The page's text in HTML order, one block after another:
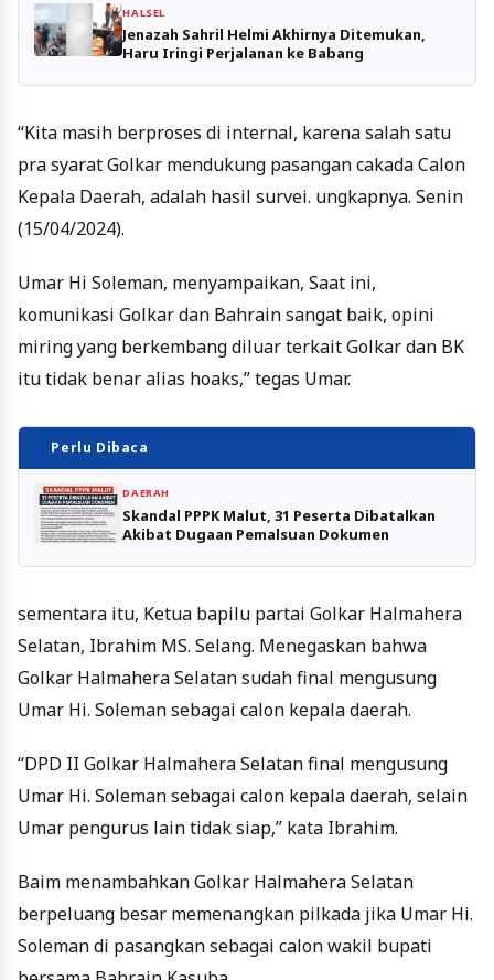
HALSEL
Jenazah Sahril Helmi Akhirnya Ditemukan,
Haru Iringi Perjalanan ke Babang
“Kita masih berproses di internal, karena salah satu
pra syarat Golkar mendukung pasangan cakada Calon
Kepala Daerah, adalah hasil survei. ungkapnya. Senin
(15/04/2024).
Umar Hi Soleman, menyampaikan, Saat ini,
komunikasi Golkar dan Bahrain sangat baik, opini
miring yang berkembang diluar terkait Golkar dan BK
itu tidak benar alias hoaks,” tegas Umar.
Perlu Dibaca
DAERAH
Skandal PPPK Malut, 31 Peserta Dibatalkan
Akibat Dugaan Pemalsuan Dokumen
sementara itu, Ketua bapilu partai Golkar Halmahera
Selatan, Ibrahim MS. Selang. Menegaskan bahwa
Golkar Halmahera Selatan sudah final mengusung
Umar Hi. Soleman sebagai calon kepala daerah.
“DPD II Golkar Halmahera Selatan final mengusung
Umar Hi. Soleman sebagai calon kepala daerah, selain
Umar pengurus lain tidak siap,” kata Ibrahim.
Baim menambahkan Golkar Halmahera Selatan
berpeluang besar memenangkan pilkada jika Umar Hi.
Soleman di pasangkan sebagai calon wakil bupati